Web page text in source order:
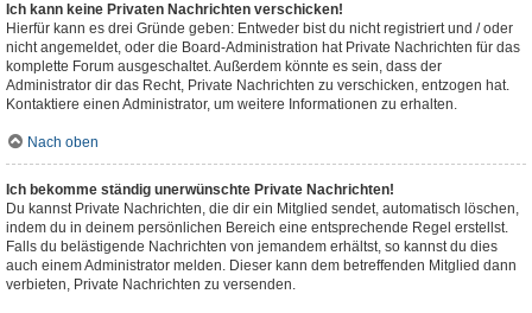
Ich kann keine Privaten Nachrichten verschicken!
Hierfür kann es drei Gründe geben: Entweder bist du nicht registriert und / oder
nicht angemeldet, oder die Board-Administration hat Private Nachrichten für das
komplette Forum ausgeschaltet. Außerdem könnte es sein, dass der
Administrator dir das Recht, Private Nachrichten zu verschicken, entzogen hat.
Kontaktiere einen Administrator, um weitere Informationen zu erhalten.
Nach oben
Ich bekomme ständig unerwünschte Private Nachrichten!
Du kannst Private Nachrichten, die dir ein Mitglied sendet, automatisch löschen,
indem du in deinem persönlichen Bereich eine entsprechende Regel erstellst.
Falls du belästigende Nachrichten von jemandem erhältst, so kannst du dies
auch einem Administrator melden. Dieser kann dem betreffenden Mitglied dann
verbieten, Private Nachrichten zu versenden.